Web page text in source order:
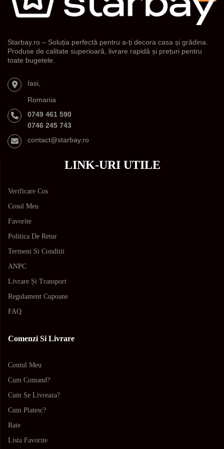
Starbay.ro – Soluția perfectă pentru a-ți decora casa și grădina.
Produse de calitate superioară, livrare rapidă și prețuri pentru
toate bugetele.
Iasi,
Romania
0749 461 590
0746 245 743
contact@starbay.ro
LINK-URI UTILE
Verificare Cos
Cosul Meu
Favorite
Politica De Retur
Termeni Si Conditii
ANPC
Livrare Și Transport
Regulament Cupoane
FAQ
Comenzi Si Livrare
Contul Meu
Cum Comand?
Cum Se Livreaza?
Cum Platesc?
Rate
Lista Favorite